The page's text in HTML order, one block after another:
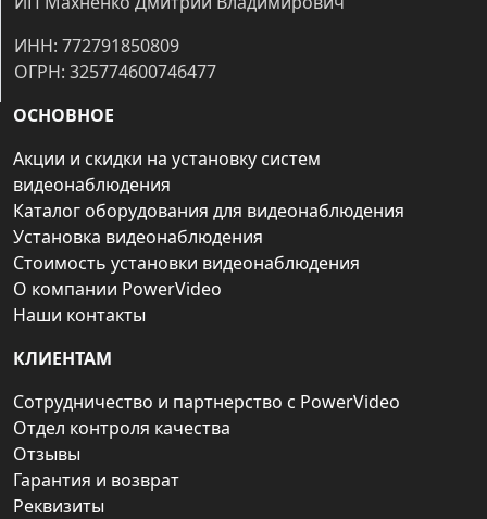
ИНН: 772791850809
ОГРН: 325774600746477
ОСНОВНОЕ
Акции и скидки на установку систем
видеонаблюдения
Каталог оборудования для видеонаблюдения
Установка видеонаблюдения
Стоимость установки видеонаблюдения
О компании PowerVideo
Наши контакты
КЛИЕНТАМ
Сотрудничество и партнерство с PowerVideo
Отдел контроля качества
Отзывы
Гарантия и возврат
Реквизиты